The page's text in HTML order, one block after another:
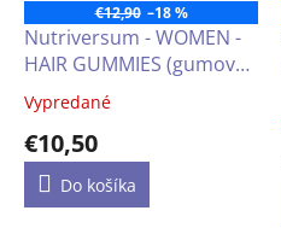
€12,90 –18 %
Nutriversum - WOMEN -
HAIR GUMMIES (gumové
cukríky na vlasy) bez
cukru, 60 ks
Priemerné
produktu
4,1
Vypredané
€10,50
Do košíka